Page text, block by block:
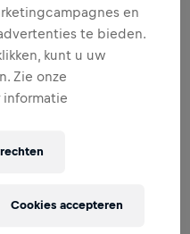
0,00 DOEL
DONEER
100% van je
de genezing van
en
te bieden.
kunt u uw
Zie onze
informatie
Cookies accepteren